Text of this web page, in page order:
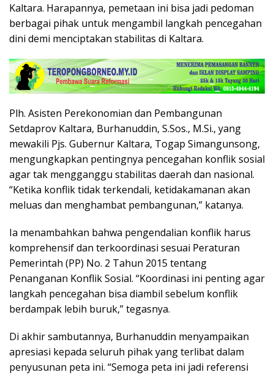
Kaltara. Harapannya, pemetaan ini bisa jadi pedoman
berbagai pihak untuk mengambil langkah pencegahan
dini demi menciptakan stabilitas di Kaltara.
Plh. Asisten Perekonomian dan Pembangunan
Setdaprov Kaltara, Burhanuddin, S.Sos., M.Si., yang
mewakili Pjs. Gubernur Kaltara, Togap Simangunsong,
mengungkapkan pentingnya pencegahan konflik sosial
agar tak mengganggu stabilitas daerah dan nasional.
“Ketika konflik tidak terkendali, ketidakamanan akan
meluas dan menghambat pembangunan,” katanya.
Ia menambahkan bahwa pengendalian konflik harus
komprehensif dan terkoordinasi sesuai Peraturan
Pemerintah (PP) No. 2 Tahun 2015 tentang
Penanganan Konflik Sosial. “Koordinasi ini penting agar
langkah pencegahan bisa diambil sebelum konflik
berdampak lebih buruk,” tegasnya.
Di akhir sambutannya, Burhanuddin menyampaikan
apresiasi kepada seluruh pihak yang terlibat dalam
penyusunan peta ini. “Semoga peta ini jadi referensi